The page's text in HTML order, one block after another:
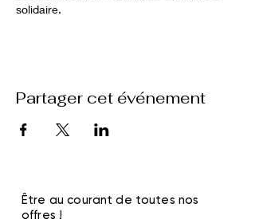
solidaire.
Partager cet événement
Être au courant de toutes nos
offres !